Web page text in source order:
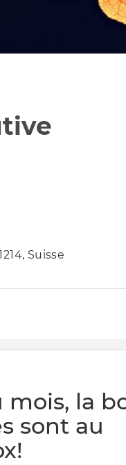
Suisse
la
sont au